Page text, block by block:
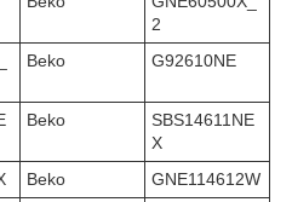
2
Beko G92610NE
Beko
SBS14611NE
X
Beko
GNE114612W